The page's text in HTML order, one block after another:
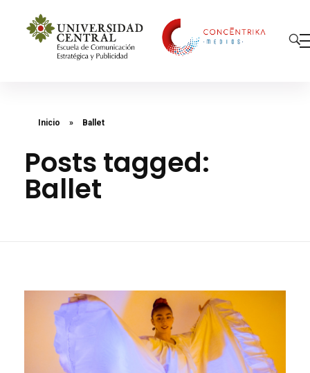
Inicio » Ballet
Posts tagged:
Ballet